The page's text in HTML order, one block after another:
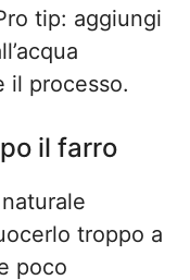
tip: aggiungi
il processo.
il farro
troppo a
poco